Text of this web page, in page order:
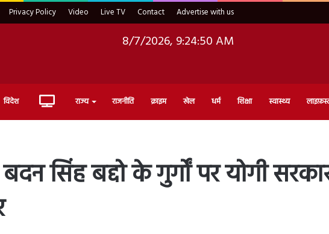
Privacy Policy Video Live TV Contact Advertise with us
8/7/2026, 9:24:51 AM
विदेश Live राज्य राजनीति क्राइम खेल धर्म शिक्षा स्वास्थ्य
सिंह बद्दो के गुर्गों पर योगी